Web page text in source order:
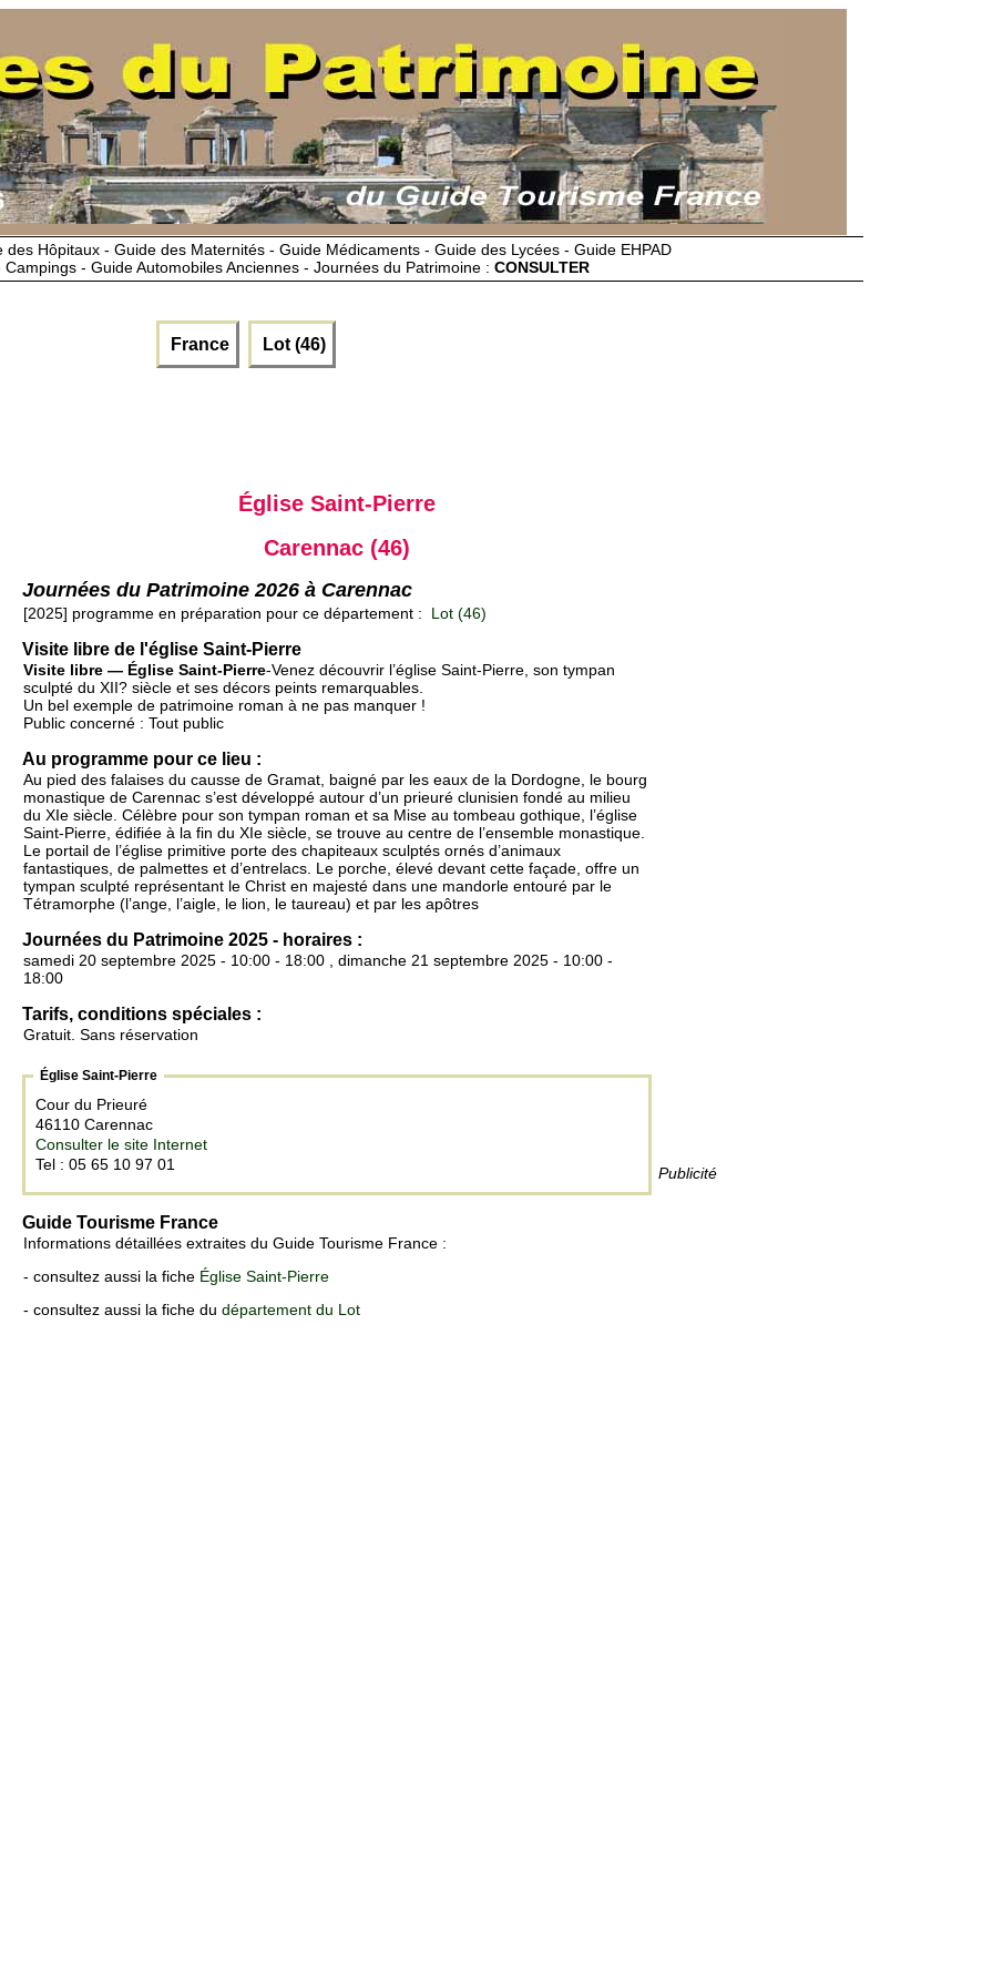
Hôpitaux - Guide des Maternités - Guide Médicaments - Guide des Lycées - Guide EHPAD
- Guide Automobiles Anciennes - Journées du Patrimoine : CONSULTER
France Lot (46)
Publicité
Église Saint-Pierre
Carennac (46)
Journées du Patrimoine 2026 à Carennac
[2025] programme en préparation pour ce département : Lot (46)
Visite libre de l'église Saint-Pierre
Visite libre — Église Saint-Pierre-Venez découvrir l’église Saint-Pierre, son tympan
sculpté du XII? siècle et ses décors peints remarquables.
Un bel exemple de patrimoine roman à ne pas manquer !
Public concerné : Tout public
Au programme pour ce lieu :
Au pied des falaises du causse de Gramat, baigné par les eaux de la Dordogne, le bourg
monastique de Carennac s’est développé autour d’un prieuré clunisien fondé au milieu
du XIe siècle. Célèbre pour son tympan roman et sa Mise au tombeau gothique, l’église
Saint-Pierre, édifiée à la fin du XIe siècle, se trouve au centre de l’ensemble monastique.
Le portail de l’église primitive porte des chapiteaux sculptés ornés d’animaux
fantastiques, de palmettes et d’entrelacs. Le porche, élevé devant cette façade, offre un
tympan sculpté représentant le Christ en majesté dans une mandorle entouré par le
Tétramorphe (l’ange, l’aigle, le lion, le taureau) et par les apôtres
Journées du Patrimoine 2025 - horaires :
samedi 20 septembre 2025 - 10:00 - 18:00 , dimanche 21 septembre 2025 - 10:00 -
18:00
Tarifs, conditions spéciales :
Gratuit. Sans réservation
Église Saint-Pierre
Cour du Prieuré
46110 Carennac
Consulter le site Internet
Tel : 05 65 10 97 01
Guide Tourisme France
Informations détaillées extraites du Guide Tourisme France :
- consultez aussi la fiche Église Saint-Pierre
- consultez aussi la fiche du département du Lot